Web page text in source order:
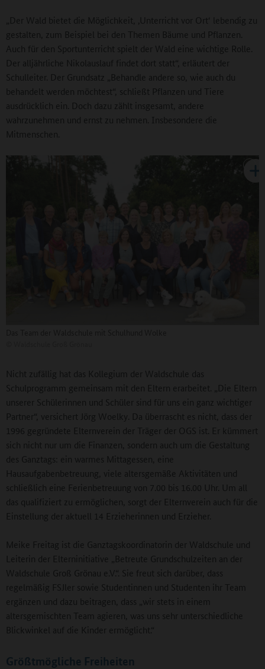
„Der Wald bietet die Möglichkeit, ‚Unterricht vor Ort‘ lebendig zu
gestalten, zum Beispiel bei den Themen Bäume und Pflanzen.
Auch für den Sportunterricht spielt der Wald eine wichtige Rolle.
Der alljährliche Nikolauslauf findet dort statt“, erläutert der
Schulleiter. Der Grundsatz „Behandle andere so, wie auch du
behandelt werden möchtest“, schließt Pflanzen und Tiere
ausdrücklich ein. Doch dazu zählt insgesamt, andere
wahrzunehmen und ernst zu nehmen. Insbesondere die
Mitmenschen.
Nicht zufällig hat das Kollegium der Waldschule das
Schulprogramm gemeinsam mit den Eltern erarbeitet. „Die Eltern
unserer Schülerinnen und Schüler sind für uns ein ganz wichtiger
Partner“, versichert Jörg Woelky. Da überrascht es nicht, dass der
1996 gegründete Elternverein der Träger der OGS ist. Er kümmert
sich nicht nur um die Finanzen, sondern auch um die Gestaltung
des Ganztags: ein warmes Mittagessen, eine
Hausaufgabenbetreuung, viele altersgemäße Aktivitäten und
schließlich eine Ferienbetreuung von 7.00 bis 16.00 Uhr. Um all
das qualifiziert zu ermöglichen, sorgt der Elternverein auch für die
Einstellung der aktuell 14 Erzieherinnen und Erzieher.
Meike Freitag ist die Ganztagskoordinatorin der Waldschule und
Leiterin der Elterninitiative „Betreute Grundschulzeiten an der
Waldschule Groß Grönau e.V.“. Sie freut sich darüber, dass
regelmäßig FSJler sowie Studentinnen und Studenten ihr Team
ergänzen und dazu beitragen, dass „wir stets in einem
altersgemischten Team agieren, was uns sehr unterschiedliche
Blickwinkel auf die Kinder ermöglicht.“
Größtmögliche Freiheiten